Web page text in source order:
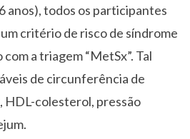
anos), todos os participantes
critério de risco de síndrome
a triagem “MetSx”. Tal
de circunferência de
colesterol, pressão